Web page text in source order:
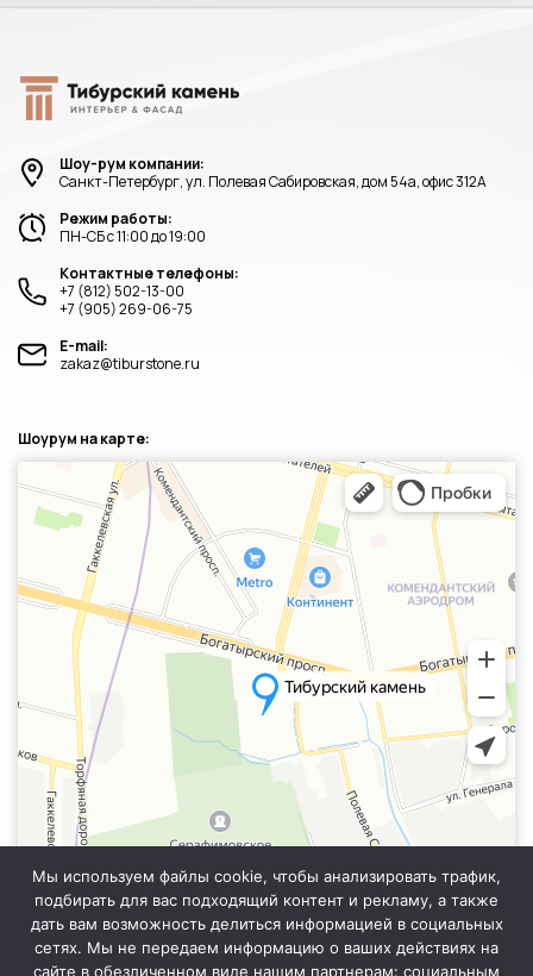
Мы используем файлы cookie, чтобы анализировать трафик,
подбирать для вас подходящий контент и рекламу, а также
дать вам возможность делиться информацией в социальных
сетях. Мы не передаем информацию о ваших действиях на
сайте в обезличенном виде нашим партнерам: социальным
Шоу-рум компании:
Санкт-Петербург, ул. Полевая Сабировская, дом 54а, офис 312А
Режим работы:
ПН-СБ с 11:00 до 19:00
Контактные телефоны:
+7 (812) 502-13-00
+7 (905) 269-06-75
E-mail:
zakaz@tiburstone.ru
Шоурум на карте:
Санкт‑Петербург
Яндекс.Карты — транспорт, навигация, поиск мест